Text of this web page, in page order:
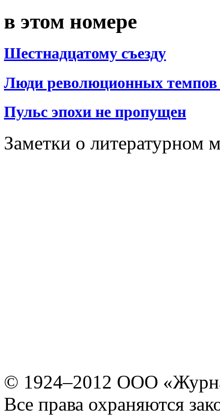
в этом номере
Шестнадцатому съезду
Люди революционных темпов
Пульс эпохи не пропущен
Заметки о литературном
© 1924–2012 ООО
Все права охраняются